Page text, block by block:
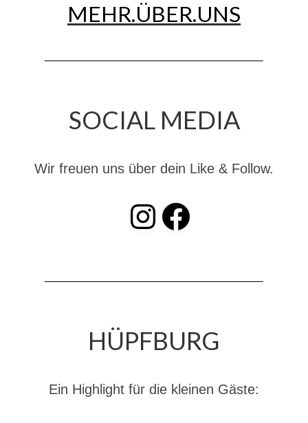
Christkindwiegen
Christkindwiegen 2023
Christkindwiegen 2021
Christkindwiegen 2018
Christkindwiegen 2017
Christkindwiegen 2016
Benefizkonzert 2021
MEHR.ÜBER.UNS
SOCIAL MEDIA
Wir freuen uns über dein Like & Follow.
INSTAGRAM Facebook
HÜPFBURG
Ein Highlight für die kleinen Gäste: